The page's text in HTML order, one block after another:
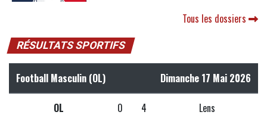
Tous les dossiers
RÉSULTATS SPORTIFS
Football Masculin (OL) Dimanche 17 Mai 2026
OL 0 4 Lens